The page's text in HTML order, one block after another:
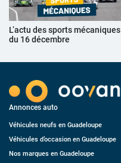
L’actu des sports mécaniques
du 16 décembre
Annonces auto
Véhicules neufs en Guadeloupe
Véhicules d’occasion en Guadeloupe
Nos marques en Guadeloupe